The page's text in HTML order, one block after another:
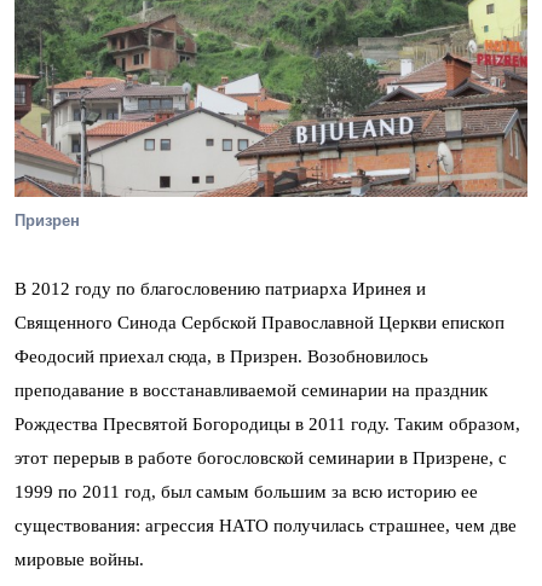
Призрен
В 2012 году по благословению патриарха Иринея и
Священного Синода Сербской Православной Церкви епископ
Феодосий приехал сюда, в Призрен. Возобновилось
преподавание в восстанавливаемой семинарии на праздник
Рождества Пресвятой Богородицы в 2011 году. Таким образом,
этот перерыв в работе богословской семинарии в Призрене, с
1999 по 2011 год, был самым большим за всю историю ее
существования: агрессия НАТО получилась страшнее, чем две
мировые войны.